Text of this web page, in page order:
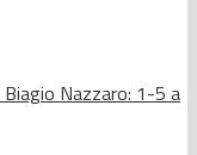
Biagio Nazzaro: 1-5 a